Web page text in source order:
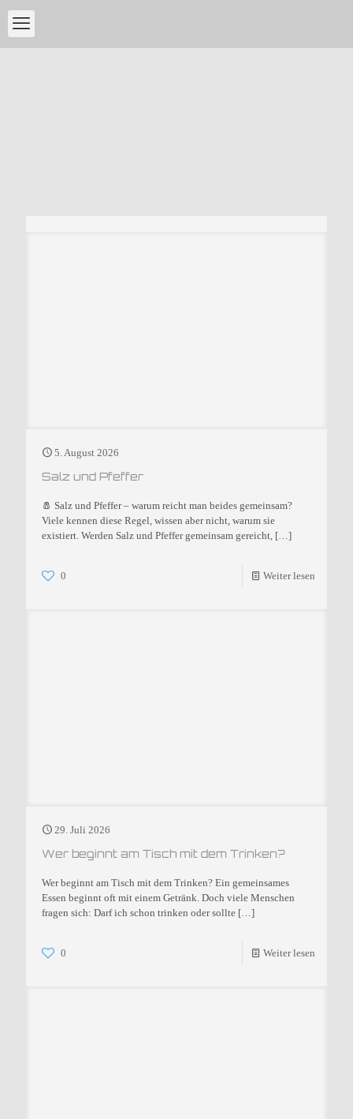
5. August 2026
Salz und Pfeffer
🧂 Salz und Pfeffer – warum reicht man beides gemeinsam?
Viele kennen diese Regel, wissen aber nicht, warum sie
existiert. Werden Salz und Pfeffer gemeinsam gereicht, […]
0 Weiter lesen
29. Juli 2026
Wer beginnt am Tisch mit dem Trinken?
Wer beginnt am Tisch mit dem Trinken? Ein gemeinsames
Essen beginnt oft mit einem Getränk. Doch viele Menschen
fragen sich: Darf ich schon trinken oder sollte […]
0 Weiter lesen